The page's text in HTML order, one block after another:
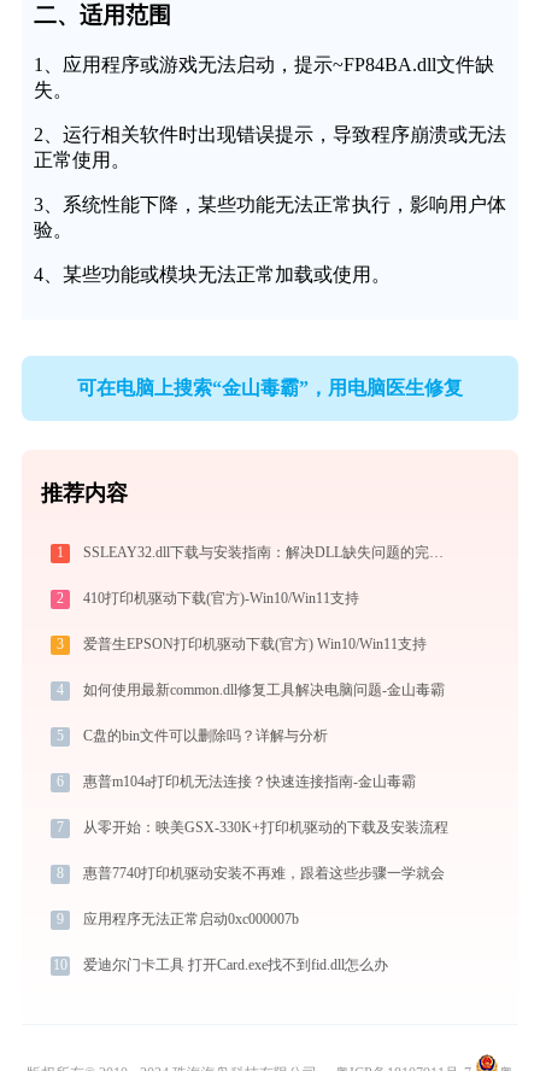
二、适用范围
1、应用程序或游戏无法启动，提示~FP84BA.dll文件缺
失。
2、运行相关软件时出现错误提示，导致程序崩溃或无法
正常使用。
3、系统性能下降，某些功能无法正常执行，影响用户体
验。
4、某些功能或模块无法正常加载或使用。
可在电脑上搜索“金山毒霸”，用电脑医生修复
推荐内容
1 SSLEAY32.dll下载与安装指南：解决DLL缺失问题的完整方案
2 410打印机驱动下载(官方)-Win10/Win11支持
3 爱普生EPSON打印机驱动下载(官方) Win10/Win11支持
4 如何使用最新common.dll修复工具解决电脑问题-金山毒霸
5 C盘的bin文件可以删除吗？详解与分析
6 惠普m104a打印机无法连接？快速连接指南-金山毒霸
7 从零开始：映美GSX-330K+打印机驱动的下载及安装流程
8 惠普7740打印机驱动安装不再难，跟着这些步骤一学就会
9 应用程序无法正常启动0xc000007b
10 爱迪尔门卡工具 打开Card.exe找不到fid.dll怎么办